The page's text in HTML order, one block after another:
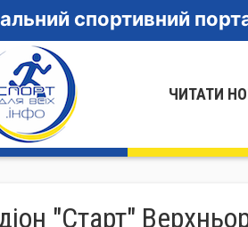
спортивний
ЧИТАТИ
"Старт"